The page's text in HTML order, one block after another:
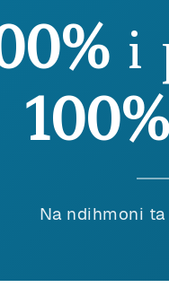
shkrim, lutemi
mirëkuptimi dhe
Vehbiu
është një nga
i
100%
Na ndihmoni